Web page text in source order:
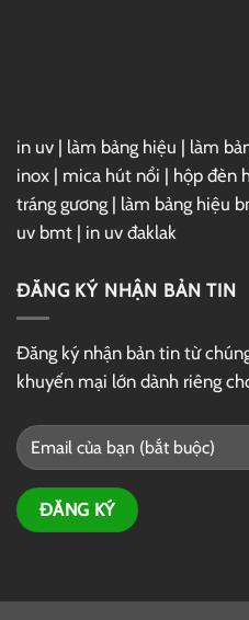
in uv | làm bảng hiệu | làm
inox | mica hút nổi | hộp đèn
tráng gương | làm bảng hiệu
uv bmt | in uv đaklak
ĐĂNG KÝ NHẬN BẢN TIN
Đăng ký nhận bản tin từ
khuyến mại lớn dành riêng